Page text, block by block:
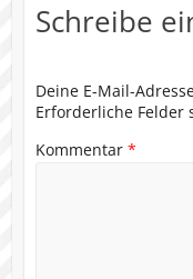
Schreibe
Deine E-Mail-
Erforderliche Felder
Kommentar *